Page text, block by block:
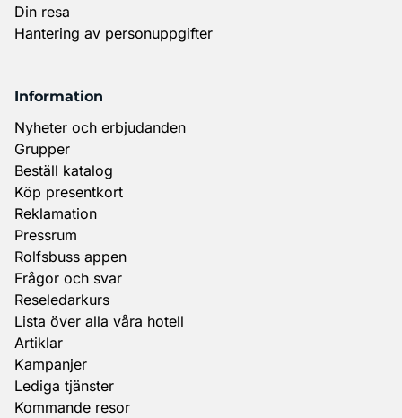
Din resa
Hantering av personuppgifter
Information
Nyheter och erbjudanden
Grupper
Beställ katalog
Köp presentkort
Reklamation
Pressrum
Rolfsbuss appen
Frågor och svar
Reseledarkurs
Lista över alla våra hotell
Artiklar
Kampanjer
Lediga tjänster
Kommande resor